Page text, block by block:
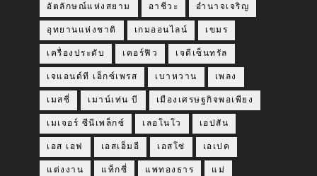
อัตลักษณ์แห่งสยาม อาชีวะ อำนาจเจริญ
อุทยานแห่งชาติ เกมออนไลน์ เขมร
เครื่องประดับ เคอร์ฟิว เจดีเซ็นทรัล
เจแอนด์ที เอ็กซ์เพรส เบาหวาน เพลง
เมสซี่ เมาน์เท่น บี เมืองเศรษฐกิจพอเพียง
เมเจอร์ ซีนีเพล็กซ์ เลอโนโว เอปสัน
เอส เอฟ เอสเอ็มอี เอสโซ่ เอเปค
แต่งงาน แท็กซี่ แพทองธาร แม่